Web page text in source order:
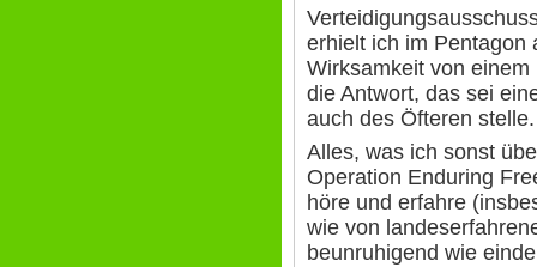
erhielt ich im Pentagon
Wirksamkeit von
die Antwort, das sei
auch des Öfteren stelle.
Alles, was ich sonst
Operation Enduring
höre und erfahre
wie von
beunruhigend wie